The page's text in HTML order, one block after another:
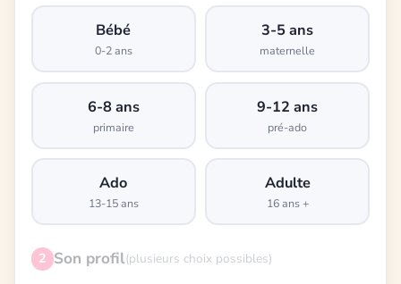
Bébé
0-2 ans
3-5 ans
maternelle
6-8 ans
primaire
9-12 ans
pré-ado
Ado
13-15 ans
Adulte
16 ans +
2 Son profil(plusieurs choix possibles)